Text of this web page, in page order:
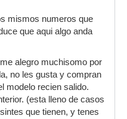
mismos numeros que
que aqui algo anda
alegro muchisomo por
no les gusta y compran
modelo recien salido.
(esta lleno de casos
que tienen, y tenes